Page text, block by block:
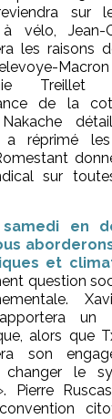
sur
vélo, Jean-
les raisons
Macron
Treillet
de la
a réprimé
sur
en
et
question
alors que
son
le
Pierre